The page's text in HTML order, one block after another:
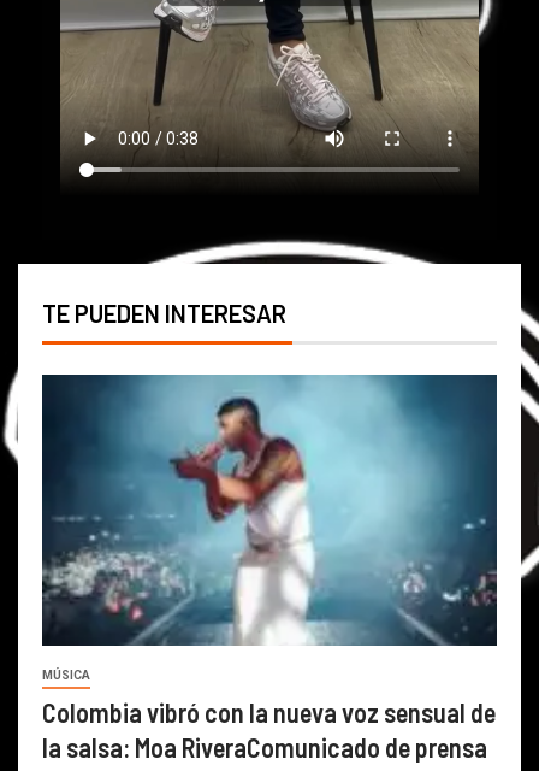
TE PUEDEN INTERESAR
MÚSICA
Colombia vibró con la nueva voz sensual de
la salsa: Moa RiveraComunicado de prensa